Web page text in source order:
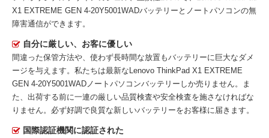
X1 EXTREME GEN 4-20Y5001WADバッテリーとノートパソコンの無
障害通信ができます。
自分に厳しい、お客に優しい
間違った保管方法や、使わず長時間な放置もバッテリーに巨大なダメ
ージを与えます。私たちは最新な Lenovo ThinkPad X1 EXTREME
GEN 4-20Y5001WADノートパソコンバッテリー しか売りません。ま
た、出荷する前に一連の厳しい品質検査や安全検査を施さなければな
りません。必ず好調で良質な新しいバッテリーをお客様に届きます。
国際認証機関に認証された